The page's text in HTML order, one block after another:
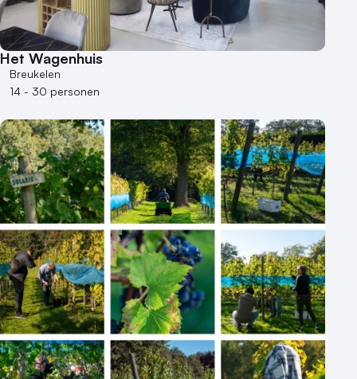
Het Wagenhuis
Breukelen
14 - 30 personen